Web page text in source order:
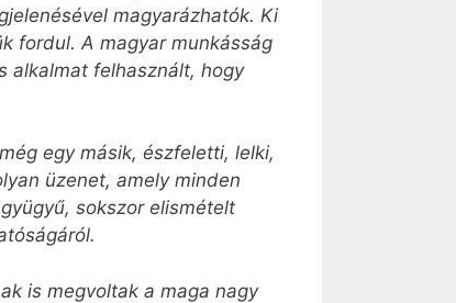
magyarázhatók. Ki
fordul. A magyar munkásság
alkalmat felhasznált, hogy
egy másik, észfeletti, lelki,
üzenet, amely minden
sokszor elismételt
is megvoltak a maga nagy